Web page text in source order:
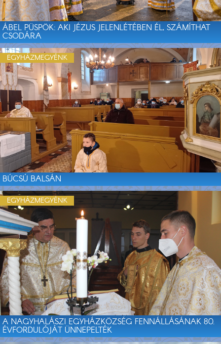
ÁBEL PÜSPÖK: AKI JÉZUS JELENLÉTÉBEN ÉL, SZÁMÍTHAT
CSODÁRA
BÚCSÚ BALSÁN
EGYHÁZMEGYÉNK
A NAGYHALÁSZI EGYHÁZKÖZSÉG FENNÁLLÁSÁNAK 80.
ÉVFORDULÓJÁT ÜNNEPELTÉK
EGYHÁZMEGYÉNK